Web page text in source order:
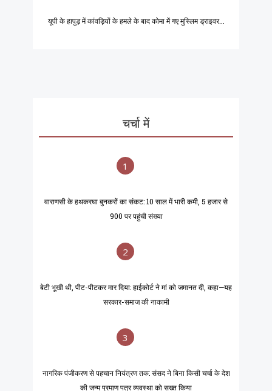
यूपी के हापुड़ में कांवड़ियों के हमले के बाद कोमा में गए मुस्लिम ड्राइवर...
चर्चा में
1
वाराणसी के हथकरघा बुनकरों का संकट: 10 साल में भारी कमी, 5 हजार से
900 पर पहुंची संख्या
2
बेटी भूखी थी, पीट-पीटकर मार दिया: हाईकोर्ट ने मां को जमानत दी, कहा—यह
सरकार-समाज की नाकामी
3
नागरिक पंजीकरण से पहचान नियंत्रण तक: संसद ने बिना किसी चर्चा के देश
की जन्म प्रमाण पत्र व्यवस्था को सख्त किया